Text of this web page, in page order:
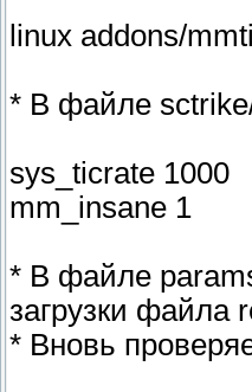
linux addons/
* В файле
sys_ticrate 1000
mm_insane 1
* В файле
загрузки файла
* Вновь